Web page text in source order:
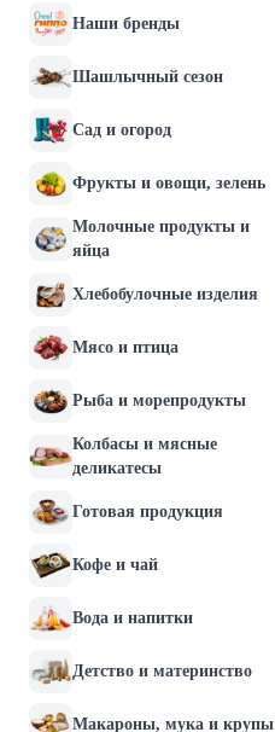
Наши бренды
Шашлычный сезон
Сад и огород
Фрукты и овощи, зелень
Молочные продукты и
яйца
Хлебобулочные изделия
Мясо и птица
Рыба и морепродукты
Колбасы и мясные
деликатесы
Готовая продукция
Кофе и чай
Вода и напитки
Детство и материнство
Макароны, мука и крупы